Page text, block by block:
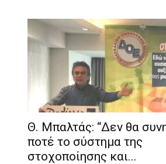
Θ. Μπαλτάς: “Δεν θα
ποτέ το σύστημα της
στοχοποίησης και...